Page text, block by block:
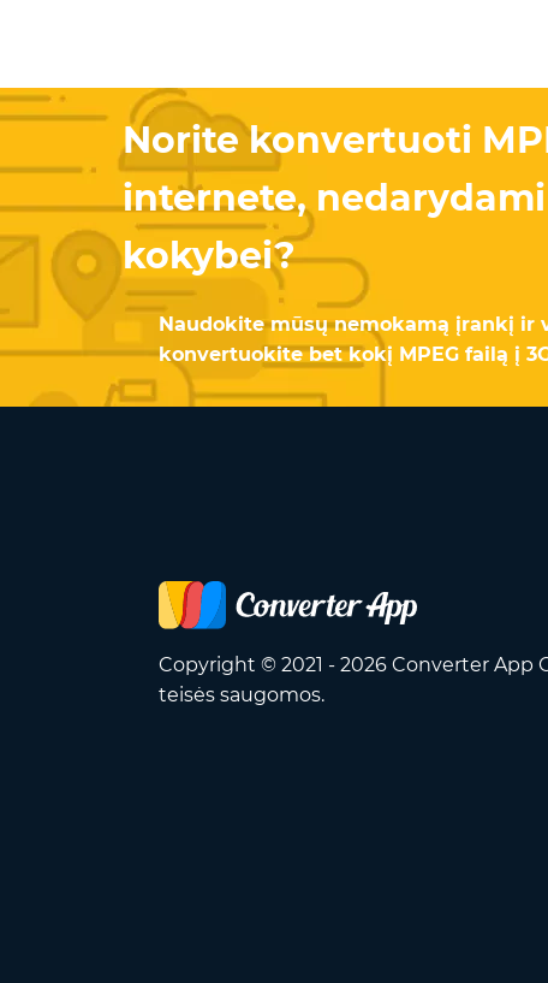
Norite konvertuoti
internete,
kokybei?
Naudokite mūsų nemokamą įrankį ir
konvertuokite bet kokį MPEG failą į
Copyright © 2021 - 2026 Converter App
teisės saugomos.